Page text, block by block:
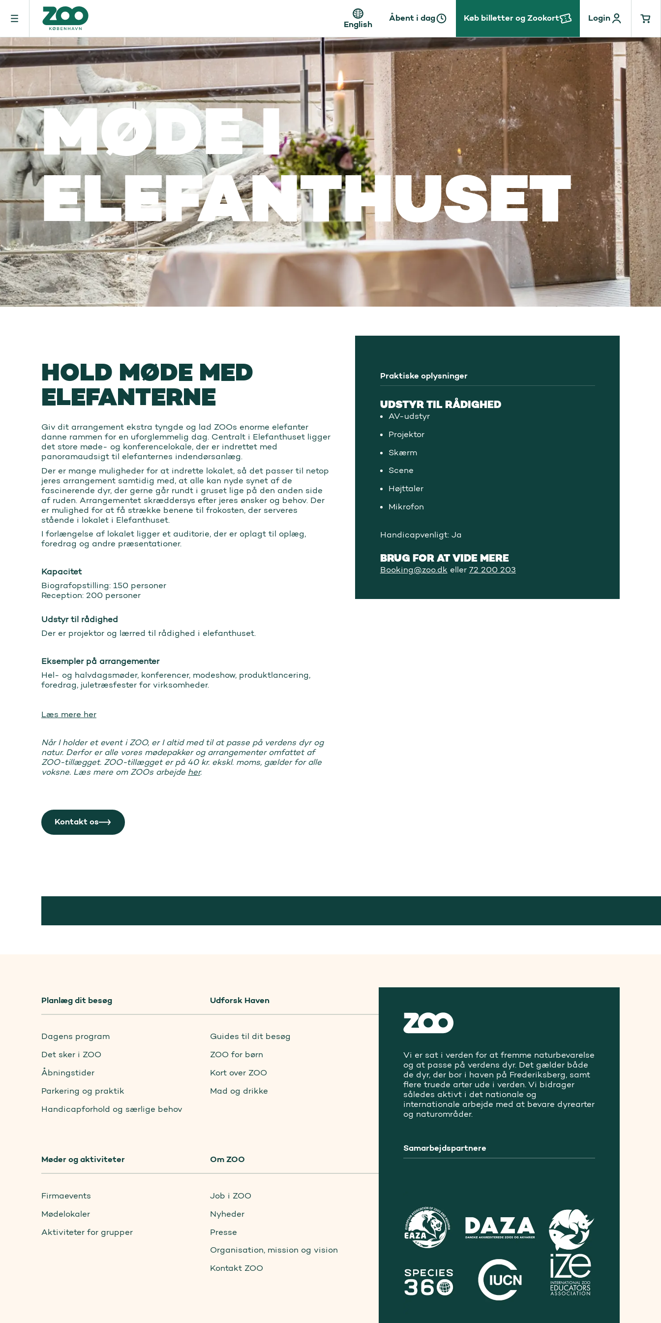
English
Åbent i dag Køb billetter og Zookort Login
MØDE I
ELEFANTHUSET
HOLD MØDE MED
ELEFANTERNE
Giv dit arrangement ekstra tyngde og lad ZOOs enorme elefanter
danne rammen for en uforglemmelig dag. Centralt i Elefanthuset ligger
det store møde- og konferencelokale, der er indrettet med
panoramaudsigt til elefanternes indendørsanlæg.
Der er mange muligheder for at indrette lokalet, så det passer til netop
jeres arrangement samtidig med, at alle kan nyde synet af de
fascinerende dyr, der gerne går rundt i gruset lige på den anden side
af ruden. Arrangementet skræddersys efter jeres ønsker og behov. Der
er mulighed for at få strække benene til frokosten, der serveres
stående i lokalet i Elefanthuset.
I forlængelse af lokalet ligger et auditorie, der er oplagt til oplæg,
foredrag og andre præsentationer.
Kapacitet
Biografopstilling: 150 personer
Reception: 200 personer
Udstyr til rådighed
Der er projektor og lærred til rådighed i elefanthuset.
Eksempler på arrangementer
Hel- og halvdagsmøder, konferencer, modeshow, produktlancering,
foredrag, juletræsfester for virksomheder.
Læs mere her
Når I holder et event i ZOO, er I altid med til at passe på verdens dyr og
natur. Derfor er alle vores mødepakker og arrangementer omfattet af
ZOO-tillægget. ZOO-tillægget er på 40 kr. ekskl. moms, gælder for alle
voksne. Læs mere om ZOOs arbejde her.
Kontakt os
Praktiske oplysninger
UDSTYR TIL RÅDIGHED
AV-udstyr
Projektor
Skærm
Scene
Højttaler
Mikrofon
Handicapvenligt: Ja
BRUG FOR AT VIDE MERE
Booking@zoo.dk eller 72 200 203
Planlæg dit besøg
Dagens program
Det sker i ZOO
Åbningstider
Parkering og praktik
Handicapforhold og særlige behov
Udforsk Haven
Guides til dit besøg
ZOO for børn
Kort over ZOO
Mad og drikke
Møder og aktiviteter
Firmaevents
Mødelokaler
Aktiviteter for grupper
Om ZOO
Job i ZOO
Nyheder
Presse
Organisation, mission og vision
Kontakt ZOO
Vi er sat i verden for at fremme naturbevarelse
og at passe på verdens dyr. Det gælder både
de dyr, der bor i haven på Frederiksberg, samt
flere truede arter ude i verden. Vi bidrager
således aktivt i det nationale og
internationale arbejde med at bevare dyrearter
og naturområder.
Samarbejdspartnere